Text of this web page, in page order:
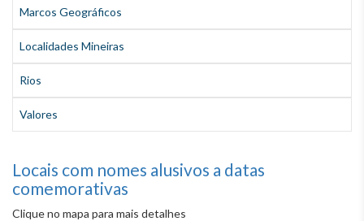
Marcos Geográficos
Localidades Mineiras
Rios
Valores
Locais com nomes alusivos a datas
comemorativas
Clique no mapa para mais detalhes